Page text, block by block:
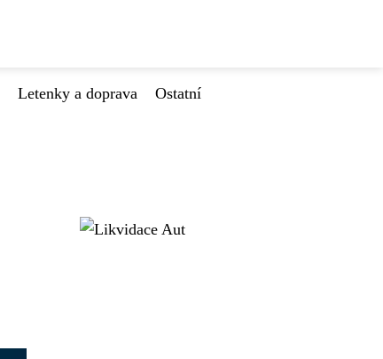
Letenky a doprava
Ostatní